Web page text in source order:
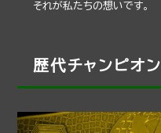
それが私たちの想いです。
歴代チャンピオン